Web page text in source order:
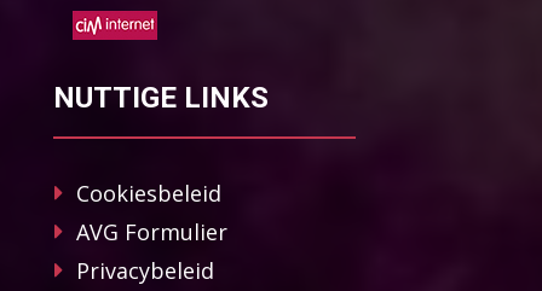
NUTTIGE LINKS
Cookiesbeleid
AVG Formulier
Privacybeleid